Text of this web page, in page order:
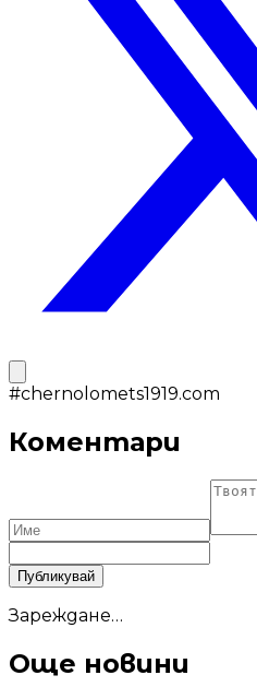
#chernolomets1919.com
Коментари
Публикувай
Зареждане…
Още новини